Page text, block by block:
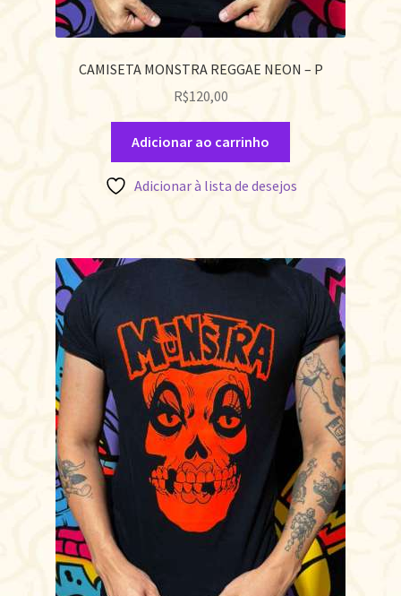
CAMISETA MONSTRA REGGAE NEON – P
R$120,00
Adicionar ao carrinho
Adicionar à lista de desejos